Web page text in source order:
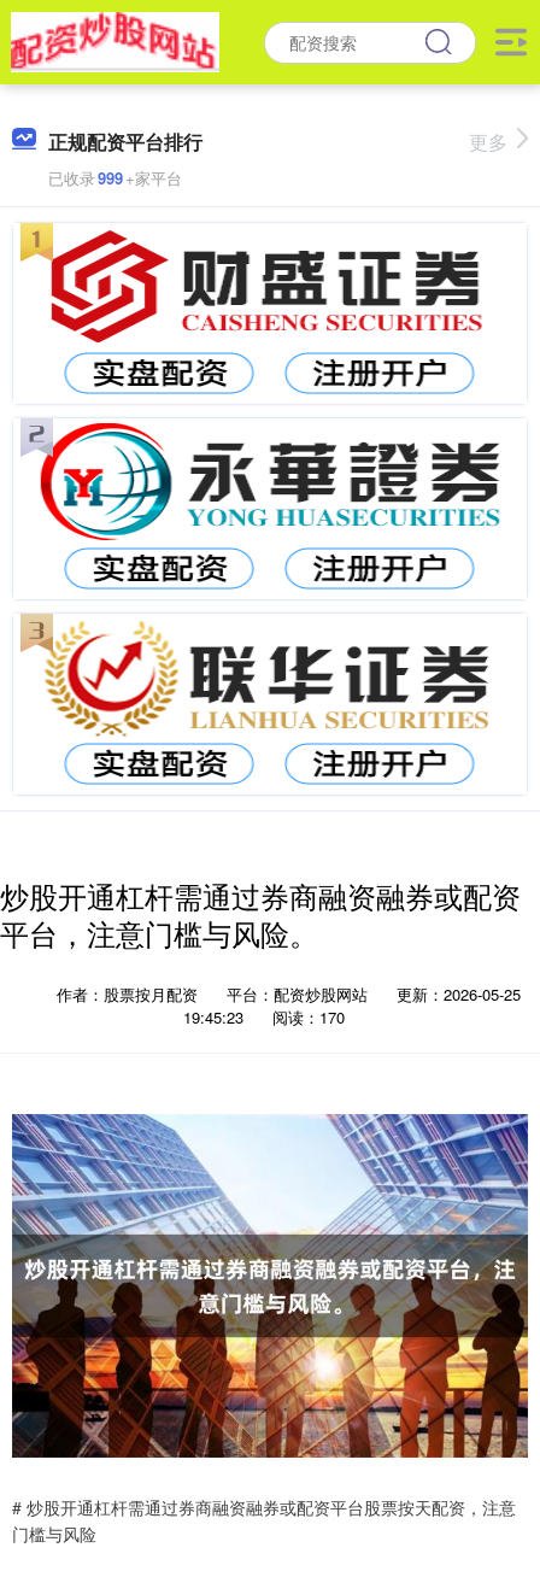
正规配资平台排行
已收录999+家平台
更多
炒股开通杠杆需通过券商融资融券或配资
平台，注意门槛与风险。
作者：股票按月配资 平台：配资炒股网站
更新：2026-05-25
19:45:23
阅读：170
# 炒股开通杠杆需通过券商融资融券或配资平台股票按天配资，注意
门槛与风险